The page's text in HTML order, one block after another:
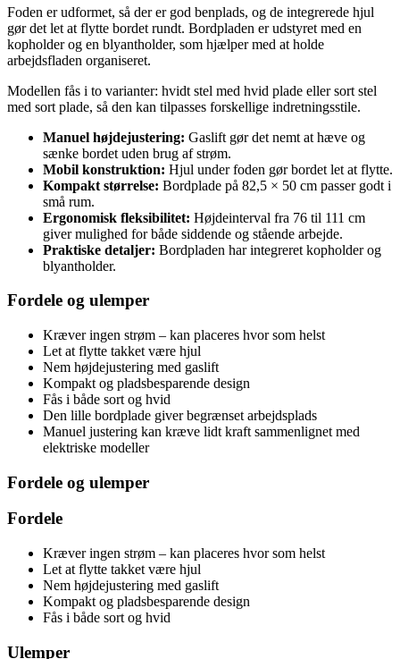
Foden er udformet, så der er god benplads, og de integrerede hjul
gør det let at flytte bordet rundt. Bordpladen er udstyret med en
kopholder og en blyantholder, som hjælper med at holde
arbejdsfladen organiseret.
Modellen fås i to varianter: hvidt stel med hvid plade eller sort stel
med sort plade, så den kan tilpasses forskellige indretningsstile.
Manuel højdejustering: Gaslift gør det nemt at hæve og
sænke bordet uden brug af strøm.
Mobil konstruktion: Hjul under foden gør bordet let at flytte.
Kompakt størrelse: Bordplade på 82,5 × 50 cm passer godt i
små rum.
Ergonomisk fleksibilitet: Højdeinterval fra 76 til 111 cm
giver mulighed for både siddende og stående arbejde.
Praktiske detaljer: Bordpladen har integreret kopholder og
blyantholder.
Fordele og ulemper
Kræver ingen strøm – kan placeres hvor som helst
Let at flytte takket være hjul
Nem højdejustering med gaslift
Kompakt og pladsbesparende design
Fås i både sort og hvid
Den lille bordplade giver begrænset arbejdsplads
Manuel justering kan kræve lidt kraft sammenlignet med
elektriske modeller
Fordele og ulemper
Fordele
Kræver ingen strøm – kan placeres hvor som helst
Let at flytte takket være hjul
Nem højdejustering med gaslift
Kompakt og pladsbesparende design
Fås i både sort og hvid
Ulemper